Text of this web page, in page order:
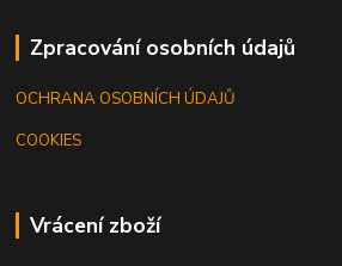
Zpracování osobních údajů
OCHRANA OSOBNÍCH ÚDAJŮ
COOKIES
Vrácení zboží